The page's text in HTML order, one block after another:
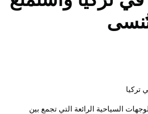
تركيا
السياحية الرائعة التي تجمع بين